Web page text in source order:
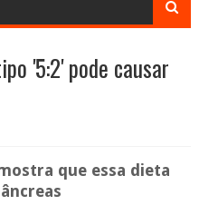
'5:2' pode causar
que essa dieta